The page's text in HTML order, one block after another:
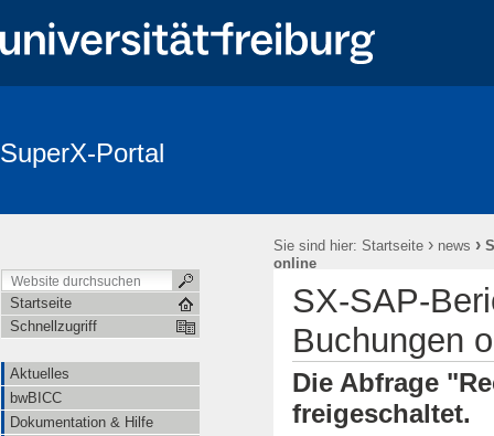
SuperX-Portal
Sie sind hier: Startseite › news ›
online
Startseite
Schnellzugriff
Aktuelles
bwBICC
Dokumentation & Hilfe
SX-SAP-
Buchungen
Die Abfrage
freigeschaltet.